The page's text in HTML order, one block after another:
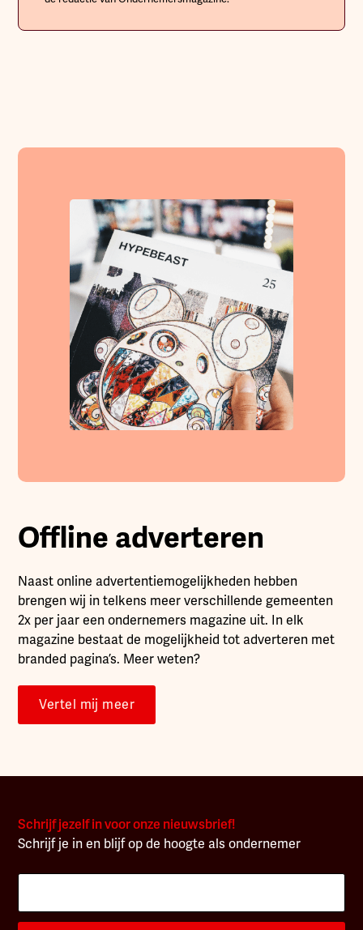
Offline adverteren
Naast online advertentiemogelijkheden hebben
brengen wij in telkens meer verschillende gemeenten
2x per jaar een ondernemers magazine uit. In elk
magazine bestaat de mogelijkheid tot adverteren met
branded pagina’s. Meer weten?
Vertel mij meer
Schrijf jezelf in voor onze nieuwsbrief!
Schrijf je in en blijf op de hoogte als ondernemer